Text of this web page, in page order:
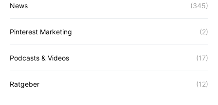
News (345)
Pinterest Marketing (2)
Podcasts & Videos (17)
Ratgeber (12)